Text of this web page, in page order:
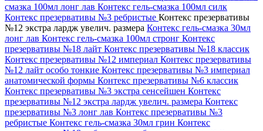
смазка 100мл лонг лав Контекс гель-смазка 100мл силк
Контекс презервативы №3 ребристые Контекс презервативы
№12 экстра лардж увелич. размера Контекс гель-смазка 30мл
лонг лав Контекс гель-смазка 100мл стронг Контекс
презервативы №18 лайт Контекс презервативы №18 классик
Контекс презервативы №12 империал Контекс презервативы
№12 лайт особо тонкие Контекс презервативы №3 империал
анатомической формы Контекс презервативы №6 классик
Контекс презервативы №3 экстра сенсейшен Контекс
презервативы №12 экстра лардж увелич. размера Контекс
презервативы №3 лонг лав Контекс презервативы №3
ребристые Контекс гель-смазка 30мл грин Контекс